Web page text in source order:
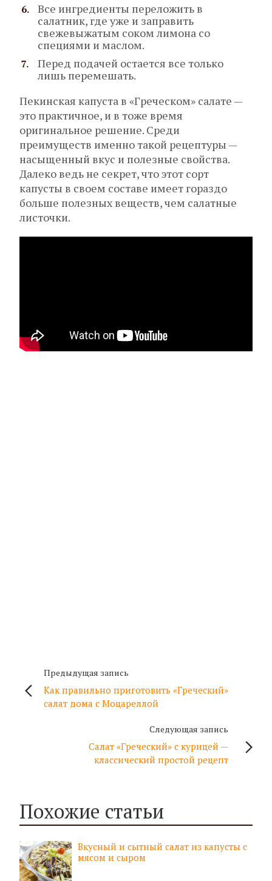
Все ингредиенты переложить в
салатник, где уже и заправить
свежевыжатым соком лимона со
специями и маслом.
Перед подачей остается все только
лишь перемешать.
Пекинская капуста в «Греческом» салате —
это практичное, и в тоже время
оригинальное решение. Среди
преимуществ именно такой рецептуры —
насыщенный вкус и полезные свойства.
Далеко ведь не секрет, что этот сорт
капусты в своем составе имеет гораздо
больше полезных веществ, чем салатные
листочки.
Предыдущая запись
Как правильно приготовить «Греческий»
салат дома с Моцареллой
Следующая запись
Салат «Греческий» с курицей —
классический простой рецепт
Похожие статьи
Вкусный и сытный салат из капусты с
мясом и сыром